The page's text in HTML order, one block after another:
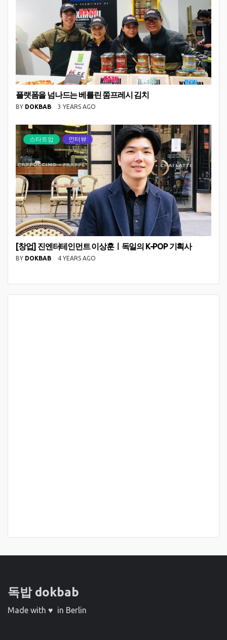
플랫폼을 넘나드는 베를린 쭘프레시 김치
BY DOKBAB 3 YEARS AGO
스타트업 인터뷰
[창업] 진엔터테인먼트 이상훈ㅣ독일의 K-POP 기획사
BY DOKBAB 4 YEARS AGO
독밥 dokbab
Made with ♥ in Berlin